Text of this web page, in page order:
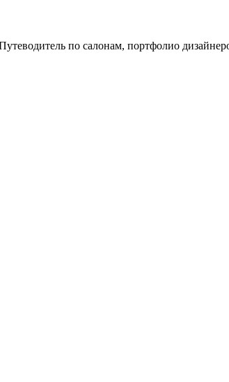
по салонам, портфолио